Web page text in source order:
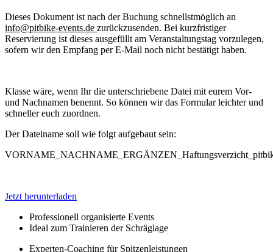
Haftungsausschluss
Dieses Dokument ist nach der Buchung schnellstmöglich an
info@pitbike-events.de zurückzusenden. Bei kurzfristiger
Reservierung ist dieses ausgefüllt am Veranstaltungstag vorzulegen,
sofern wir den Empfang per E-Mail noch nicht bestätigt haben.
Klasse wäre, wenn Ihr die unterschriebene Datei mit eurem Vor-
und Nachnamen benennt. So können wir das Formular leichter und
schneller euch zuordnen.
Der Dateiname soll wie folgt aufgebaut sein:
Jetzt herunterladen
Professionell organisierte Events
Ideal zum Trainieren der Schräglage
Experten-Coaching für Spitzenleistungen